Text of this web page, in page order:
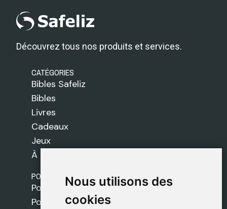
Nous utilisons des
cookies
Nous utilisons des
cookies
Découvrez tous nos produits et services.
CATÉGORIES
Bibles Safeliz
Bibles
Livres
Cadeaux
Jeux
À propos de nous
POLITIQUES
Politique de livraison
Politique de cookies